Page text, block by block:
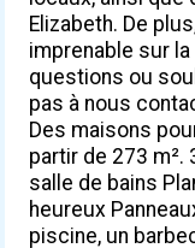
Elizabeth. De
imprenable sur
questions ou
pas à nous
Des maisons
partir de 273 m².
salle de bains
heureux
piscine, un